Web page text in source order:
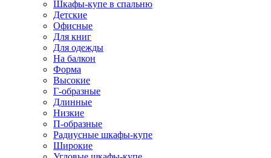
Шкафы-купе в спальню
Детские
Офисные
Для книг
Для одежды
На балкон
Форма
Высокие
Г-образные
Длинные
Низкие
П-образные
Радиусные шкафы-купе
Широкие